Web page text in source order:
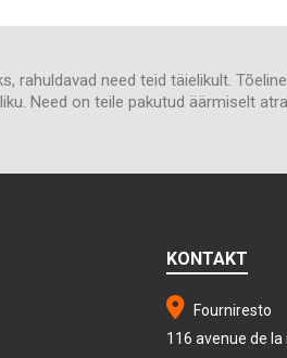
rahuldavad need teid täielikult.
Need on teile pakutud äärmiselt
KONTAKT
Fourniresto
116 avenue de la